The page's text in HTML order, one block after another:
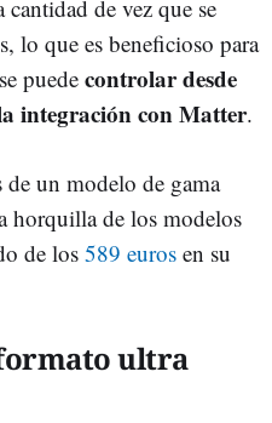
de vez que se
lo que es beneficioso para
puede controlar desde
integración con Matter.
de un modelo de gama
horquilla de los modelos
de los 589 euros en su
ultra